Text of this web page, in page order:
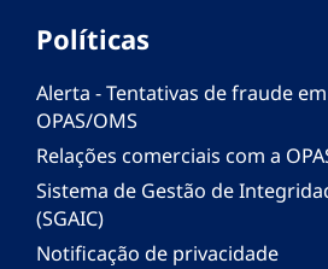
Políticas
Alerta - Tentativas de fraude
OPAS/OMS
Relações comerciais com a
Sistema de Gestão de
(SGAIC)
Notificação de privacidade